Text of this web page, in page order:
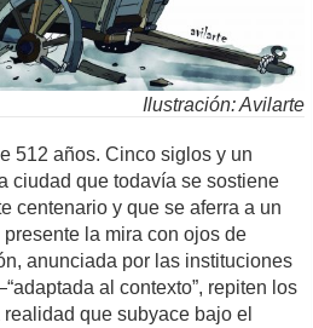
Ilustración: Avilarte
512 años. Cinco siglos y un
ciudad que todavía se sostiene
centenario y que se aferra a un
la mira con ojos de
anunciada por las instituciones
al contexto”, repiten los
que subyace bajo el